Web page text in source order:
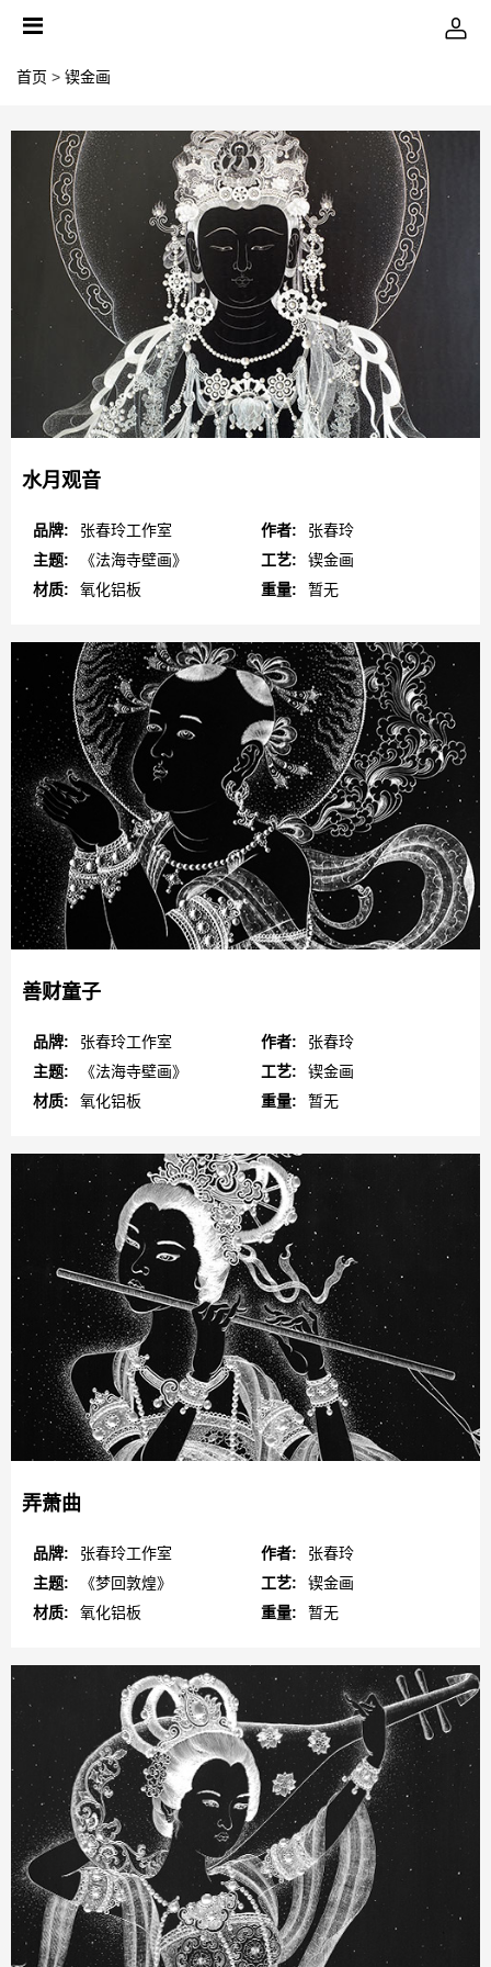
首页 > 锲金画
水月观音
品牌:
张春玲工作室
主题:
《法海寺壁画》
材质:
氧化铝板
作者:
张春玲
工艺:
锲金画
重量:
暂无
善财童子
品牌:
张春玲工作室
主题:
《法海寺壁画》
材质:
氧化铝板
作者:
张春玲
工艺:
锲金画
重量:
暂无
弄萧曲
品牌:
张春玲工作室
主题:
《梦回敦煌》
材质:
氧化铝板
作者:
张春玲
工艺:
锲金画
重量:
暂无